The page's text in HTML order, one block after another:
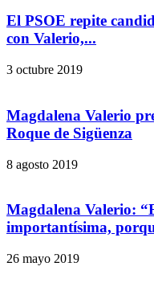
El PSOE repite
con Valerio,...
3 octubre 2019
Magdalena Valerio
Roque de Sigüenza
8 agosto 2019
Magdalena Valerio:
importantísima,
26 mayo 2019